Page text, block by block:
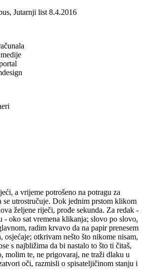
Jutarnji list 8.4.2016
a vrijeme potrošeno na potragu za
se utrostručuje. Dok jednim prstom klikom
željene riječi, prođe sekunda. Za redak -
- oko sat vremena klikanja; slovo po slovo,
radim krvavo da na papir prenesem
osjećaje; otkrivam nešto što nikome nisam,
s najbližima da bi nastalo to što ti čitaš,
molim te, ne prigovaraj, ne traži dlaku u
oči, razmisli o spisateljičinom stanju i